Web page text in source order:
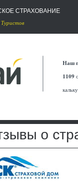
СТРАХОВАНИЕ
Туристов
Наш
1109
о